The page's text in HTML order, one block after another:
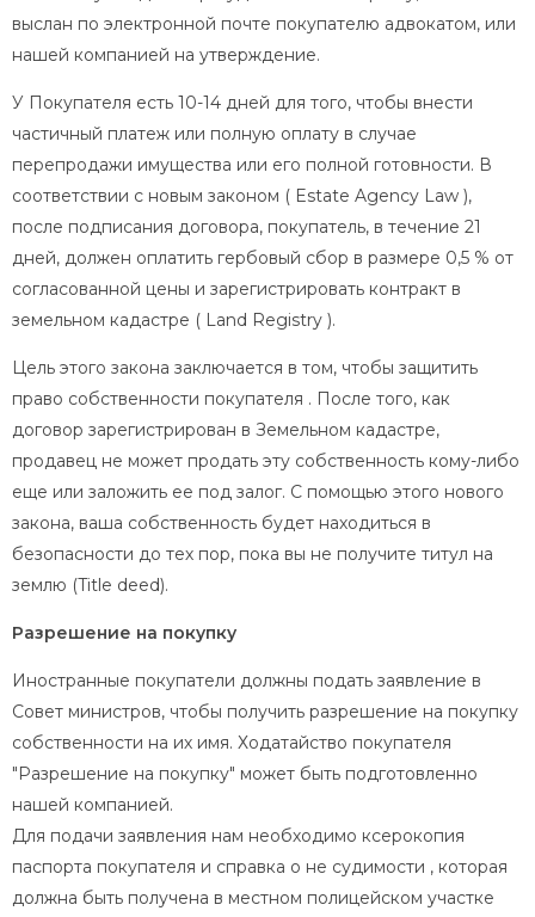
выслан по электронной почте покупателю адвокатом, или
нашей компанией на утверждение.
У Покупателя есть 10-14 дней для того, чтобы внести
частичный платеж или полную оплату в случае
перепродажи имущества или его полной готовности. В
соответствии с новым законом ( Estate Agency Law ),
после подписания договора, покупатель, в течение 21
дней, должен оплатить гербовый сбор в размере 0,5 % от
согласованной цены и зарегистрировать контракт в
земельном кадастре ( Land Registry ).
Цель этого закона заключается в том, чтобы защитить
право собственности покупателя . После того, как
договор зарегистрирован в Земельном кадастре,
продавец не может продать эту собственность кому-либо
еще или заложить ее под залог. С помощью этого нового
закона, ваша собственность будет находиться в
безопасности до тех пор, пока вы не получите титул на
землю (Title deed).
Разрешение на покупку
Иностранные покупатели должны подать заявление в
Совет министров, чтобы получить разрешение на покупку
собственности на их имя. Ходатайство покупателя
"Разрешение на покупку" может быть подготовленно
нашей компанией.
Для подачи заявления нам необходимо ксерокопия
паспорта покупателя и справка о не судимости , которая
должна быть получена в местном полицейском участке